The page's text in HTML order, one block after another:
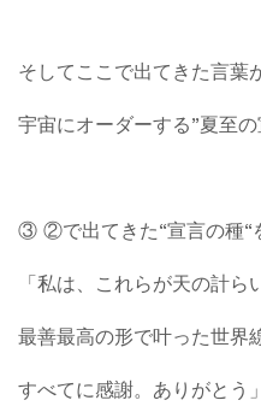
そしてここで出てきた言葉
宇宙にオーダーする”夏至の
③ ②で出てきた“宣言の種“
「私は、これらが天の計ら
最善最高の形で叶った世界
すべてに感謝。ありがとう」